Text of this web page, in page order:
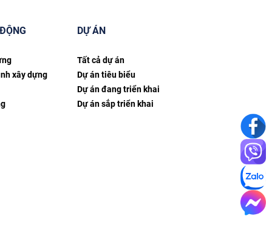
xây dựng
DỰ ÁN
Tất cả dự án
Dự án tiêu biểu
Dự án đang triển khai
Dự án sắp triển khai